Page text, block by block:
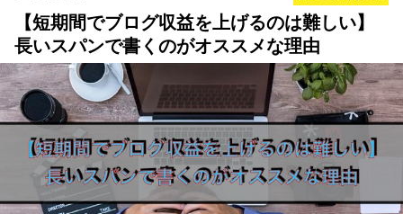
【短期間でブログ収益を上げるのは難しい】
長いスパンで書くのがオススメな理由